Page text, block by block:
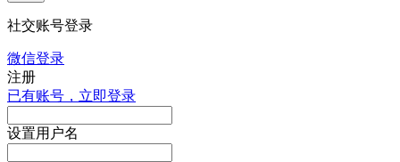
社交账号登录
微信登录
注册
已有账号，立即登录
设置用户名